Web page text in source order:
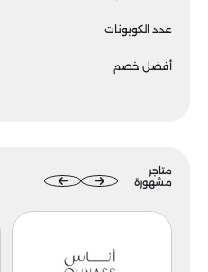
عدد الكوبونات
أفضل خصم
متاجر
مشهورة